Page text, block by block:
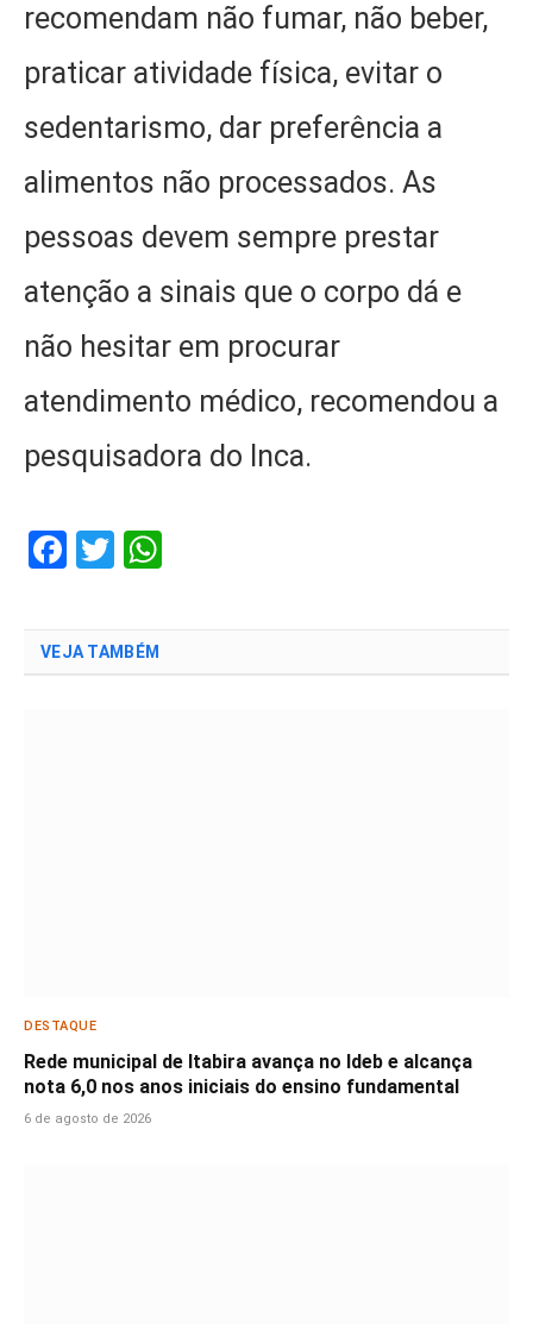
recomendam não fumar, não beber,
praticar atividade física, evitar o
sedentarismo, dar preferência a
alimentos não processados. As
pessoas devem sempre prestar
atenção a sinais que o corpo dá e
não hesitar em procurar
atendimento médico, recomendou a
pesquisadora do Inca.
Facebook
Twitter
VEJA TAMBÉM
DESTAQUE
Rede municipal de Itabira avança no Ideb e alcança
nota 6,0 nos anos iniciais do ensino fundamental
6 de agosto de 2026